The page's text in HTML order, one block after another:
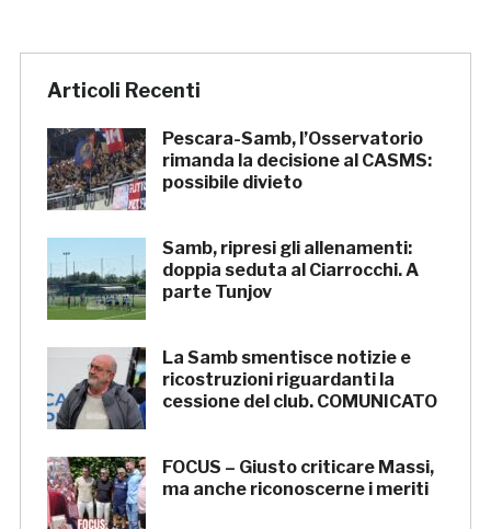
Articoli Recenti
Pescara-Samb, l’Osservatorio
rimanda la decisione al CASMS:
possibile divieto
Samb, ripresi gli allenamenti:
doppia seduta al Ciarrocchi. A
parte Tunjov
La Samb smentisce notizie e
ricostruzioni riguardanti la
cessione del club. COMUNICATO
FOCUS – Giusto criticare Massi,
ma anche riconoscerne i meriti